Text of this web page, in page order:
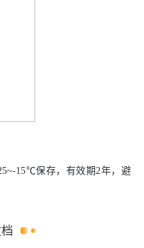
15℃保存，有效期2年，避